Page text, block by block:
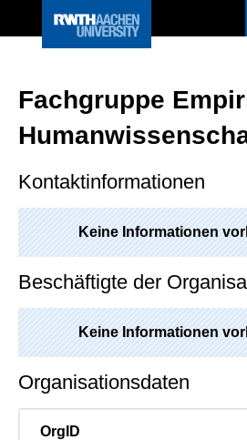
Fachgruppe
Kontaktinformationen
Keine Informationen
Beschäftigte der
Keine Informationen
Organisationsdaten
OrgID